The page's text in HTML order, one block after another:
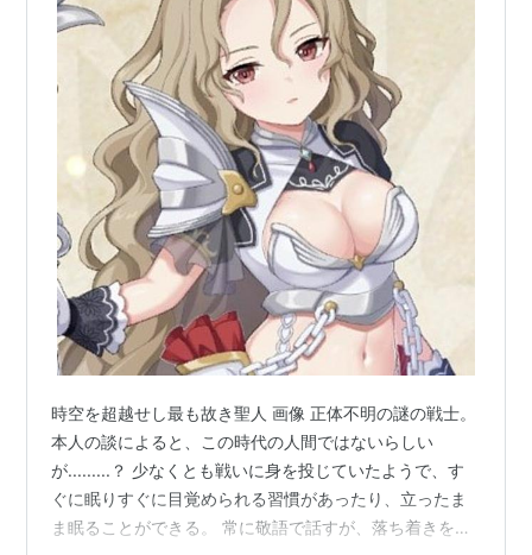
時空を超越せし最も故き聖人 画像 正体不明の謎の戦士。
本人の談によると、この時代の人間ではないらしい
が.........？ 少なくとも戦いに身を投じていたようで、す
ぐに眠りすぐに目覚められる習慣があったり、立ったま
ま眠ることができる。 常に敬語で話すが、落ち着きを無